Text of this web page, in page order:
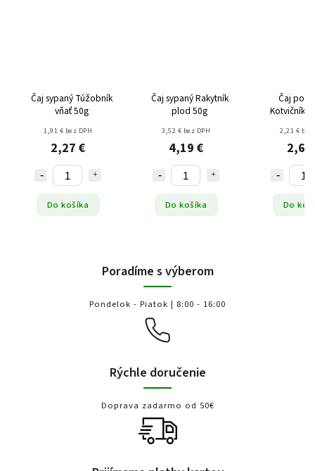
Čaj sypaný Túžobník
vňať 50g
1,91 € bez DPH
2,27 €
Do košíka
Čaj sypaný Rakytník
plod 50g
3,52 € bez DPH
4,19 €
Do košíka
Čaj
Kotvičník
2,21 € bez
2,63
Do
Poradíme s výberom
Pondelok - Piatok | 8:00 - 16:00
Rýchle doručenie
Doprava zadarmo od 50€